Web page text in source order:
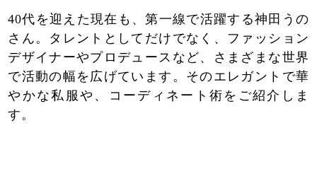
40代を迎えた現在も、第一線で活躍する神田うの
さん。タレントとしてだけでなく、ファッション
デザイナーやプロデュースなど、さまざまな世界
で活動の幅を広げています。そのエレガントで華
やかな私服や、コーディネート術をご紹介しま
す。